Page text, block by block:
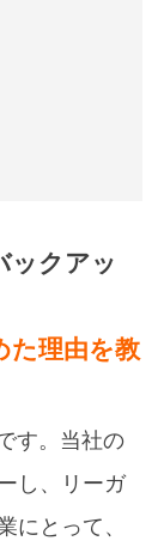
ックアッ
た理由を教
す。当社の
し、リーガ
にとって、